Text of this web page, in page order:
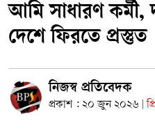
আমি সাধারণ
দেশে ফিরতে
নিজস্ব প্রতিবেদক
প্রকাশ : ২০ জুন ২০২৬